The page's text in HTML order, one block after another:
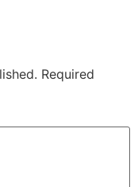
Required